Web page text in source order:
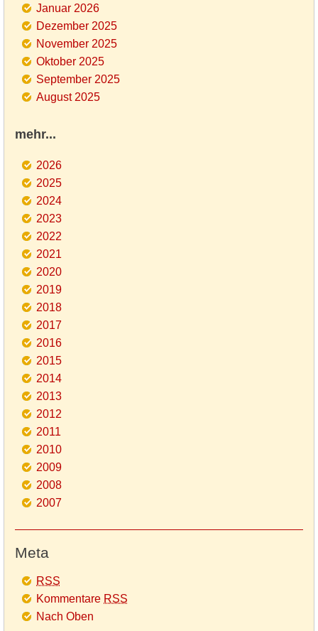
Januar 2026
Dezember 2025
November 2025
Oktober 2025
September 2025
August 2025
mehr...
2026
2025
2024
2023
2022
2021
2020
2019
2018
2017
2016
2015
2014
2013
2012
2011
2010
2009
2008
2007
Meta
RSS
Kommentare RSS
Nach Oben